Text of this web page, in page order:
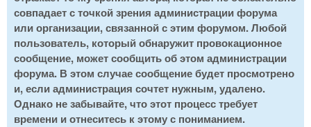
совпадает с точкой зрения администрации форума
или организации, связанной с этим форумом. Любой
пользователь, который обнаружит провокационное
сообщение, может сообщить об этом администрации
форума. В этом случае сообщение будет просмотрено
и, если администрация сочтет нужным, удалено.
Однако не забывайте, что этот процесс требует
времени и отнеситесь к этому с пониманием.